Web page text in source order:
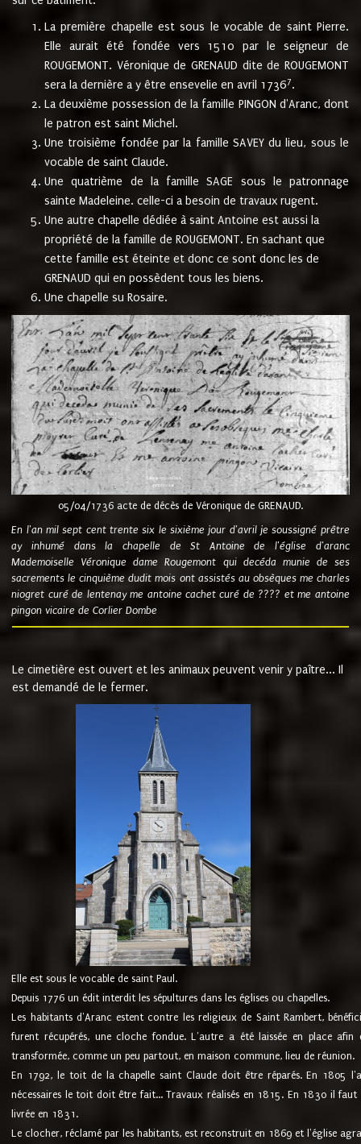
La première chapelle est sous le vocable de saint Pierre.
Elle aurait été fondée vers 1510 par le seigneur de
ROUGEMONT. Véronique de GRENAUD dite de ROUGEMONT
sera la dernière a y être ensevelie en avril 17367.
La deuxième possession de la famille PINGON d'Aranc, dont
le patron est saint Michel.
Une troisième fondée par la famille SAVEY du lieu, sous le
vocable de saint Claude.
Une quatrième de la famille SAGE sous le patronnage
sainte Madeleine. celle-ci a besoin de travaux rugent.
Une autre chapelle dédiée à saint Antoine est aussi la
propriété de la famille de ROUGEMONT. En sachant que
cette famille est éteinte et donc ce sont donc les de
GRENAUD qui en possèdent tous les biens.
Une chapelle su Rosaire.
05/04/1736 acte de décès de Véronique de GRENAUD.
En l'an mil sept cent trente six le sixième jour d'avril je soussigné prêtre
ay inhumé dans la chapelle de St Antoine de l'église d'aranc
Mademoiselle Véronique dame Rougemont qui decéda munie de ses
sacrements le cinquième dudit mois ont assistés au obsèques me charles
niogret curé de lentenay me antoine cachet curé de ???? et me antoine
pingon vicaire de Corlier Dombe
Le cimetière est ouvert et les animaux peuvent venir y paître... Il
est demandé de le fermer.
Elle est sous le vocable de saint Paul.
Depuis 1776 un édit interdit les sépultures dans les églises ou chapelles.
Les habitants d'Aranc estent contre les religieux de Saint Rambert,
furent récupérés, une cloche fondue. L'autre a été laissée en place
transformée, comme un peu partout, en maison commune, lieu de réunion.
En 1792, le toit de la chapelle saint Claude doit être réparés. En 1805
nécessaires le toit doit être fait... Travaux réalisés en 1815. En 1830 il
livrée en 1831.
Le clocher, réclamé par les habitants, est reconstruit en 1869 et l'église